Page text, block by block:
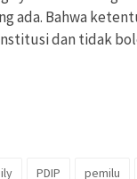
ada. Bahwa
dan tidak
PDIP pemilu